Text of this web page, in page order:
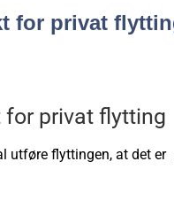
for privat
for privat flytting
utføre flyttingen, at det er